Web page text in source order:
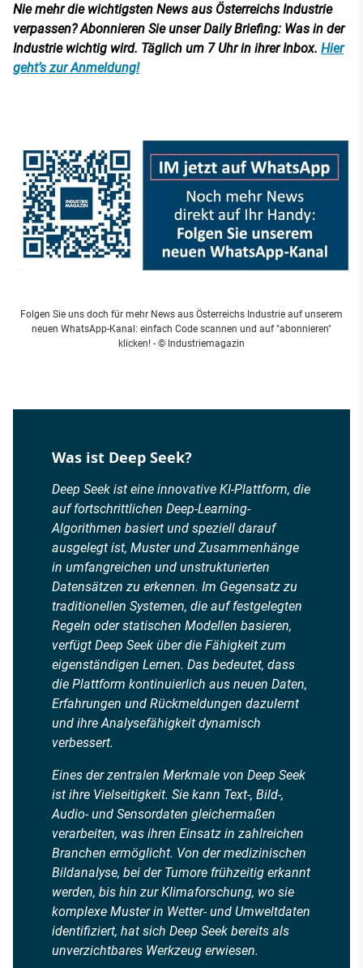
Nie mehr die wichtigsten News aus Österreichs Industrie
verpassen? Abonnieren Sie unser Daily Briefing: Was in der
Industrie wichtig wird. Täglich um 7 Uhr in ihrer Inbox. Hier
geht’s zur Anmeldung!
Folgen Sie uns doch für mehr News aus Österreichs Industrie auf unserem
neuen WhatsApp-Kanal: einfach Code scannen und auf "abonnieren"
klicken! - © Industriemagazin
Was ist Deep Seek?
Deep Seek ist eine innovative KI-Plattform, die
auf fortschrittlichen Deep-Learning-
Algorithmen basiert und speziell darauf
ausgelegt ist, Muster und Zusammenhänge
in umfangreichen und unstrukturierten
Datensätzen zu erkennen. Im Gegensatz zu
traditionellen Systemen, die auf festgelegten
Regeln oder statischen Modellen basieren,
verfügt Deep Seek über die Fähigkeit zum
eigenständigen Lernen. Das bedeutet, dass
die Plattform kontinuierlich aus neuen Daten,
Erfahrungen und Rückmeldungen dazulernt
und ihre Analysefähigkeit dynamisch
verbessert.
Eines der zentralen Merkmale von Deep Seek
ist ihre Vielseitigkeit. Sie kann Text-, Bild-,
Audio- und Sensordaten gleichermaßen
verarbeiten, was ihren Einsatz in zahlreichen
Branchen ermöglicht. Von der medizinischen
Bildanalyse, bei der Tumore frühzeitig erkannt
werden, bis hin zur Klimaforschung, wo sie
komplexe Muster in Wetter- und Umweltdaten
identifiziert, hat sich Deep Seek bereits als
unverzichtbares Werkzeug erwiesen.